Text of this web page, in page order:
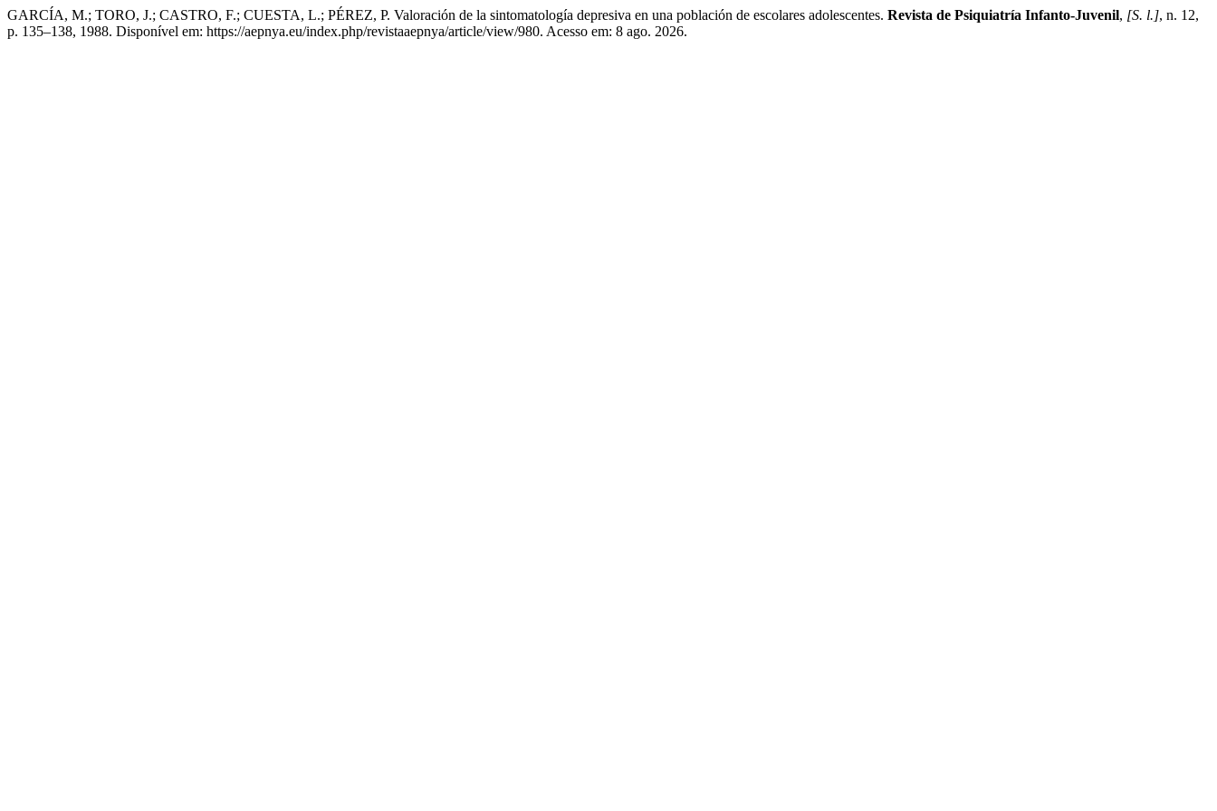
GARCÍA, M.; TORO, J.; CASTRO, F.; CUESTA, L.; PÉREZ, P. Valoración de la sintomatología depresiva en una población de escolares adolescentes. Revista de Psiquiatría Infanto-Juvenil, [S. l.], n. 12,
p. 135–138, 1988. Disponível em: https://aepnya.eu/index.php/revistaaepnya/article/view/980. Acesso em: 8 ago. 2026.